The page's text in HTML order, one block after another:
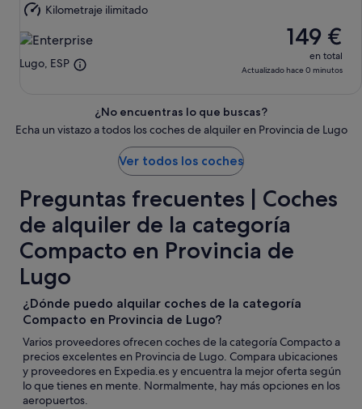
9
ago
Kilometraje ilimitado
Lugo, ESP
149 €
en total
Actualizado hace 0 minutos
¿No encuentras lo que buscas?
Echa un vistazo a todos los coches de alquiler en Provincia de Lugo
Ver todos los coches
Preguntas frecuentes | Coches
de alquiler de la categoría
Compacto en Provincia de
Lugo
¿Dónde puedo alquilar coches de la categoría
Compacto en Provincia de Lugo?
Varios proveedores ofrecen coches de la categoría Compacto a
precios excelentes en Provincia de Lugo. Compara ubicaciones
y proveedores en Expedia.es y encuentra la mejor oferta según
lo que tienes en mente. Normalmente, hay más opciones en los
aeropuertos.